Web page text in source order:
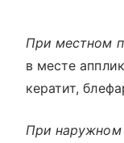
При местном
в месте
кератит,
При наружном